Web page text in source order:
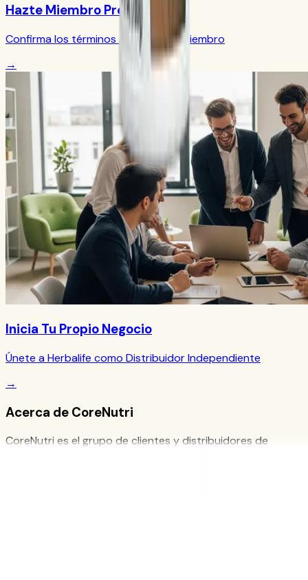
Hazte Miembro Preferido
Confirma los términos actuales de miembro
→
Inicia Tu Propio Negocio
Únete a Herbalife como Distribuidor Independiente
→
Acerca de CoreNutri
CoreNutri es el grupo de clientes y distribuidores de